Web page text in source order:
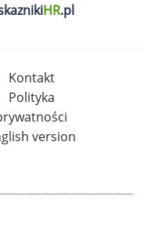
HR.pl
Kontakt
Polityka
version